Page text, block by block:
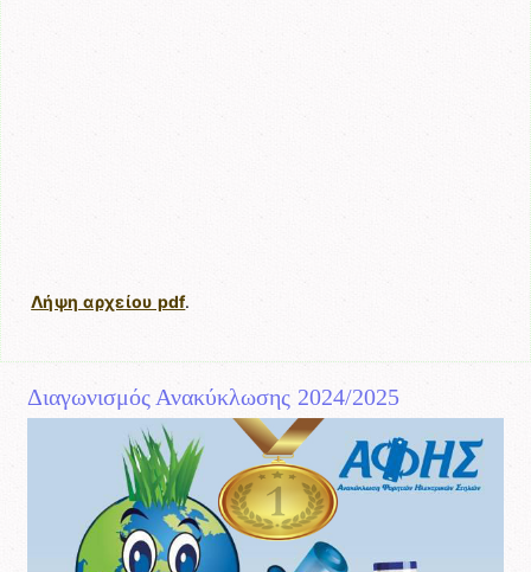
Λήψη αρχείου pdf.
Διαγωνισμός Ανακύκλωσης 2024/2025